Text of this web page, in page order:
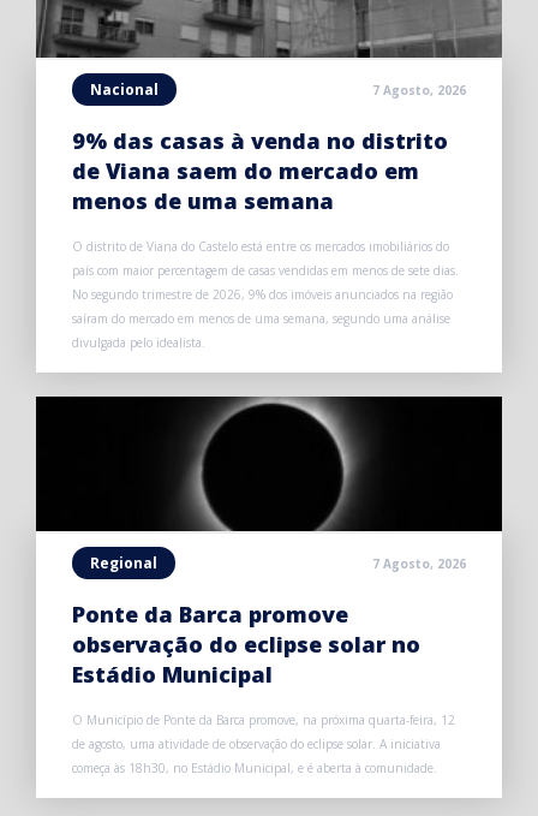
Nacional 7 Agosto, 2026
9% das casas à venda no distrito
de Viana saem do mercado em
menos de uma semana
O distrito de Viana do Castelo está entre os mercados imobiliários do
país com maior percentagem de casas vendidas em menos de sete dias.
No segundo trimestre de 2026, 9% dos imóveis anunciados na região
saíram do mercado em menos de uma semana, segundo uma análise
divulgada pelo idealista.
Regional 7 Agosto, 2026
Ponte da Barca promove
observação do eclipse solar no
Estádio Municipal
O Município de Ponte da Barca promove, na próxima quarta-feira, 12
de agosto, uma atividade de observação do eclipse solar. A iniciativa
começa às 18h30, no Estádio Municipal, e é aberta à comunidade.